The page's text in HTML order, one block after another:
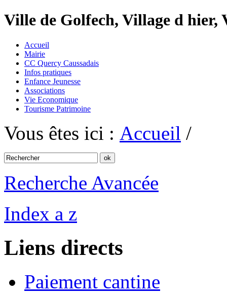
Ville de Golfech, Village d
Accueil
Mairie
CC Quercy Caussadais
Infos pratiques
Enfance Jeunesse
Associations
Vie Economique
Tourisme Patrimoine
Vous êtes ici : Accueil /
Recherche Avancée
Index a z
Liens directs
Paiement cantine